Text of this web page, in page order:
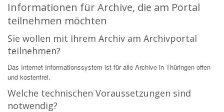
Informationen für Archive, die am Portal
teilnehmen möchten
Sie wollen mit Ihrem Archiv am Archivportal
teilnehmen?
Das Internet-Informationssystem ist für alle Archive in Thüringen offen
und kostenfrei.
Welche technischen Voraussetzungen sind
notwendig?